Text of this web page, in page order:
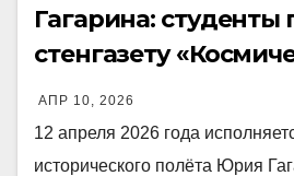
Гагарина: студенты
стенгазету
туризм»
АПР 10, 2026
12 апреля 2026 года
исторического полёта Юрия